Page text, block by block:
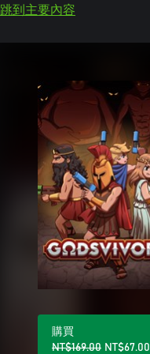
跳到主要內容
購買
NT$169.00 NT$67.00